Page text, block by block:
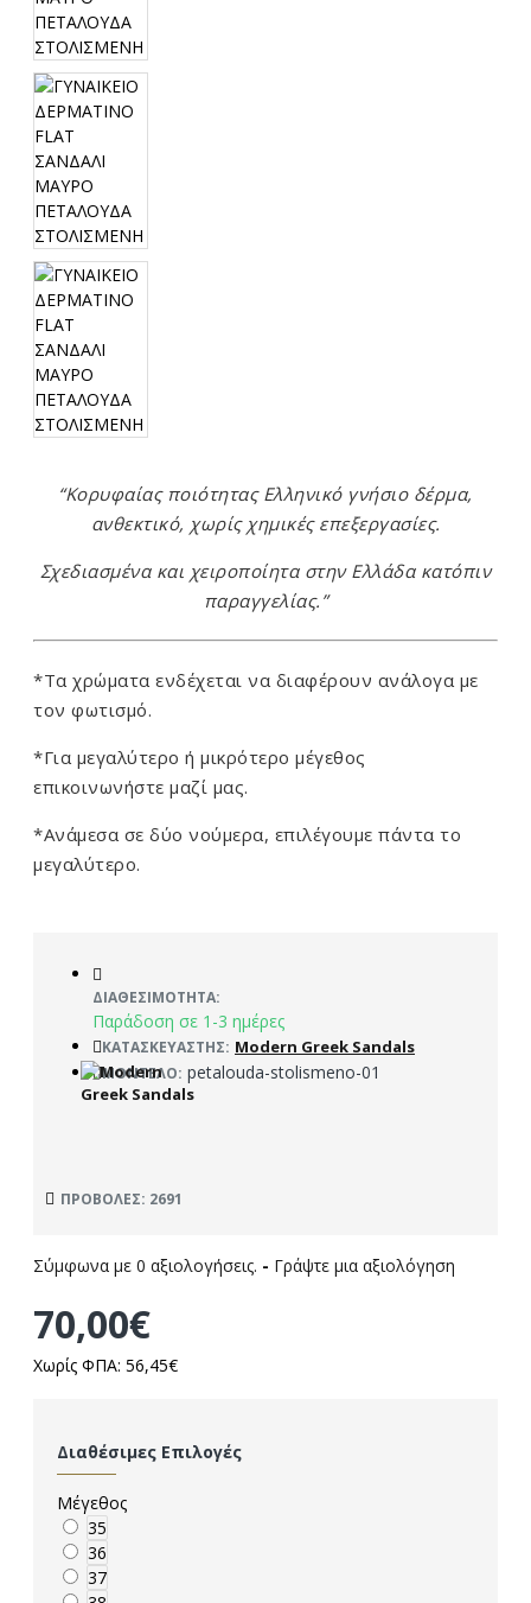
“Κορυφαίας ποιότητας Ελληνικό γνήσιο δέρμα,
ανθεκτικό, χωρίς χημικές επεξεργασίες.
Σχεδιασμένα και χειροποίητα στην Ελλάδα κατόπιν
παραγγελίας.”
*Τα χρώματα ενδέχεται να διαφέρουν ανάλογα με
τον φωτισμό.
*Για μεγαλύτερο ή μικρότερο μέγεθος
επικοινωνήστε μαζί μας.
*Ανάμεσα σε δύο νούμερα, επιλέγουμε πάντα το
μεγαλύτερο.
ΔΙΑΘΕΣΙΜΌΤΗΤΑ:
Παράδοση σε 1-3 ημέρες
ΚΑΤΑΣΚΕΥΑΣΤΉΣ: Modern Greek Sandals
ΜΟΝΤΈΛΟ: petalouda-stolismeno-01
ΠΡΟΒΟΛΈΣ: 2691
Σύμφωνα με 0 αξιολογήσεις. - Γράψτε μια αξιολόγηση
70,00€
Χωρίς ΦΠΑ: 56,45€
Διαθέσιμες Επιλογές
Μέγεθος
35
36
37